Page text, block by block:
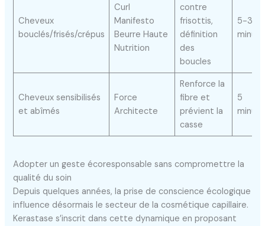
Cheveux
bouclés/frisés/crépus
Curl
Manifesto
Beurre Haute
Nutrition
contre
frisottis,
définition
des
boucles
5-30
Cheveux sensibilisés
et abîmés
Force
Architecte
Renforce la
fibre et
prévient la
casse
5
Adopter un geste écoresponsable sans compromettre la
qualité du soin
Depuis quelques années, la prise de conscience écologique
influence désormais le secteur de la cosmétique capillaire.
Kerastase s’inscrit dans cette dynamique en proposant